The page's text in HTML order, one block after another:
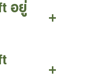
อยู่
+
+